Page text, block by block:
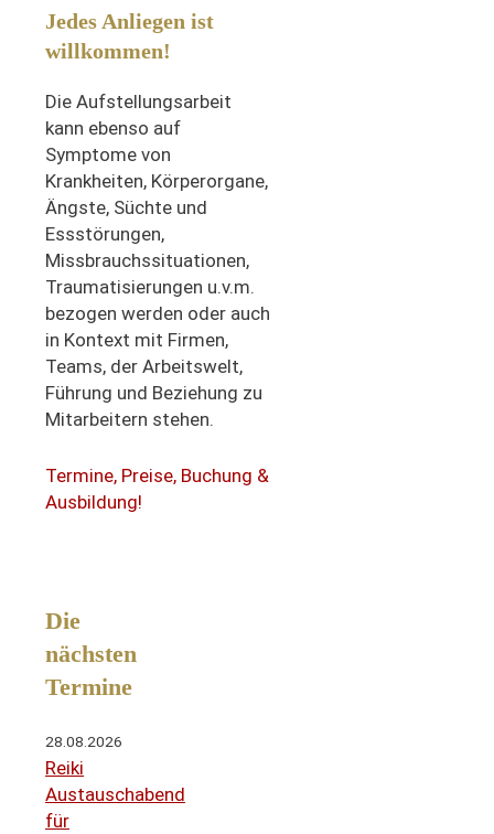
Jedes Anliegen ist
willkommen!
Die Aufstellungsarbeit
kann ebenso auf
Symptome von
Krankheiten, Körperorgane,
Ängste, Süchte und
Essstörungen,
Missbrauchssituationen,
Traumatisierungen u.v.m.
bezogen werden oder auch
in Kontext mit Firmen,
Teams, der Arbeitswelt,
Führung und Beziehung zu
Mitarbeitern stehen.
Termine, Preise, Buchung &
Ausbildung!
Die
nächsten
Termine
28.08.2026
Reiki
Austauschabend
für